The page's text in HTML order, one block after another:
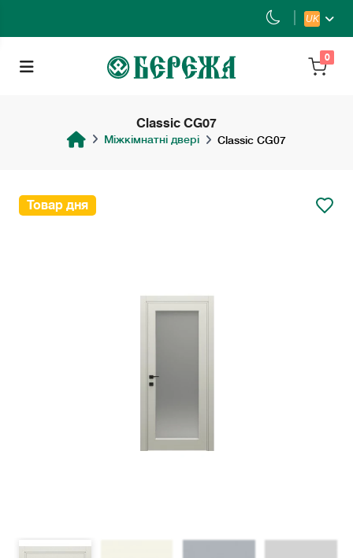
UK
0
Classic CG07
Міжкімнатні двері Classic CG07
Товар дня